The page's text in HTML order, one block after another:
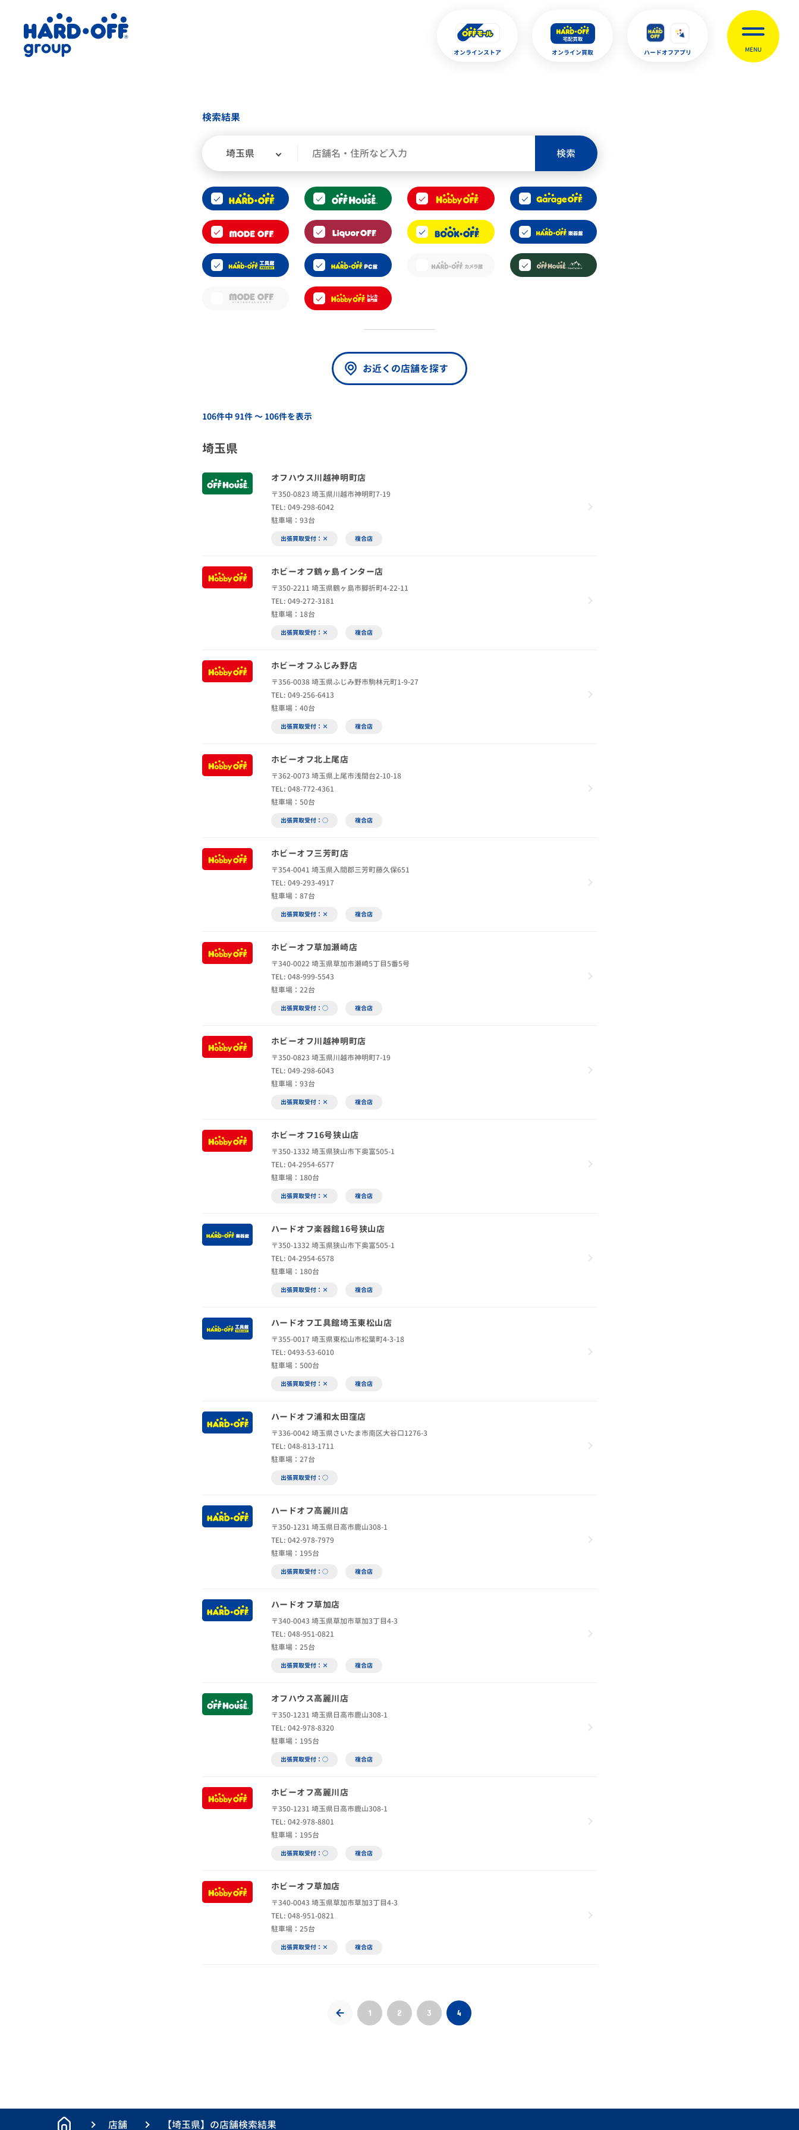
オンラインストア オンライン買取 ハードオフアプリ MENU
検索結果
埼玉県 検索
お近くの店舗を探す
106件中 91件 〜 106件を表示
埼玉県
オフハウス川越神明町店
〒350-0823 埼玉県川越市神明町7-19
TEL: 049-298-6042
駐車場：93台
出張買取受付：× 複合店
ホビーオフ鶴ヶ島インター店
〒350-2211 埼玉県鶴ヶ島市脚折町4-22-11
TEL: 049-272-3181
駐車場：18台
出張買取受付：× 複合店
ホビーオフふじみ野店
〒356-0038 埼玉県ふじみ野市駒林元町1-9-27
TEL: 049-256-6413
駐車場：40台
出張買取受付：× 複合店
ホビーオフ北上尾店
〒362-0073 埼玉県上尾市浅間台2-10-18
TEL: 048-772-4361
駐車場：50台
出張買取受付：○ 複合店
ホビーオフ三芳町店
〒354-0041 埼玉県入間郡三芳町藤久保651
TEL: 049-293-4917
駐車場：87台
出張買取受付：× 複合店
ホビーオフ草加瀬崎店
〒340-0022 埼玉県草加市瀬崎5丁目5番5号
TEL: 048-999-5543
駐車場：22台
出張買取受付：○ 複合店
ホビーオフ川越神明町店
〒350-0823 埼玉県川越市神明町7-19
TEL: 049-298-6043
駐車場：93台
出張買取受付：× 複合店
ホビーオフ16号狭山店
〒350-1332 埼玉県狭山市下奥富505-1
TEL: 04-2954-6577
駐車場：180台
出張買取受付：× 複合店
ハードオフ楽器館16号狭山店
〒350-1332 埼玉県狭山市下奥富505-1
TEL: 04-2954-6578
駐車場：180台
出張買取受付：× 複合店
ハードオフ工具館埼玉東松山店
〒355-0017 埼玉県東松山市松葉町4-3-18
TEL: 0493-53-6010
駐車場：500台
出張買取受付：× 複合店
ハードオフ浦和太田窪店
〒336-0042 埼玉県さいたま市南区大谷口1276-3
TEL: 048-813-1711
駐車場：27台
出張買取受付：○
ハードオフ高麗川店
〒350-1231 埼玉県日高市鹿山308-1
TEL: 042-978-7979
駐車場：195台
出張買取受付：○ 複合店
ハードオフ草加店
〒340-0043 埼玉県草加市草加3丁目4-3
TEL: 048-951-0821
駐車場：25台
出張買取受付：× 複合店
オフハウス高麗川店
〒350-1231 埼玉県日高市鹿山308-1
TEL: 042-978-8320
駐車場：195台
出張買取受付：○ 複合店
ホビーオフ高麗川店
〒350-1231 埼玉県日高市鹿山308-1
TEL: 042-978-8801
駐車場：195台
出張買取受付：○ 複合店
ホビーオフ草加店
〒340-0043 埼玉県草加市草加3丁目4-3
TEL: 048-951-0821
駐車場：25台
出張買取受付：× 複合店
1 2 3 4
店舗 【埼玉県】の店舗検索結果